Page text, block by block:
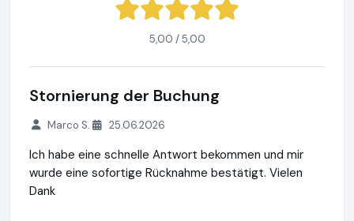
5,00 / 5,00
Stornierung der Buchung
Marco S. 25.06.2026
Ich habe eine schnelle Antwort bekommen und mir
wurde eine sofortige Rücknahme bestätigt. Vielen
Dank